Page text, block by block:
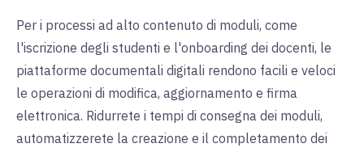
Per i processi ad alto contenuto di moduli, come
l'iscrizione degli studenti e l'onboarding dei docenti, le
piattaforme documentali digitali rendono facili e veloci
le operazioni di modifica, aggiornamento e firma
elettronica. Ridurrete i tempi di consegna dei moduli,
automatizzerete la creazione e il completamento dei